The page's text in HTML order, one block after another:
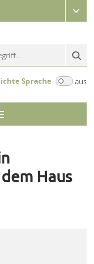
Sprache aus
Haus